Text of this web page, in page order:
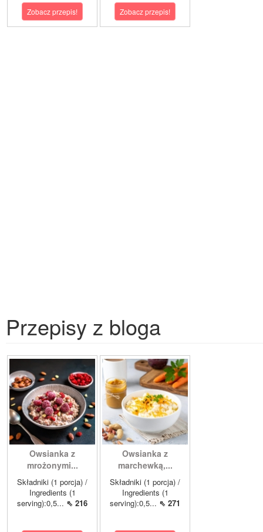
Zobacz przepis! Zobacz przepis!
Przepisy z bloga
Owsianka z
mrożonymi...
Składniki (1 porcja) /
Ingredients (1
serving):0,5... ⇖ 216
Owsianka z
marchewką,...
Składniki (1 porcja) /
Ingredients (1
serving):0,5... ⇖ 271